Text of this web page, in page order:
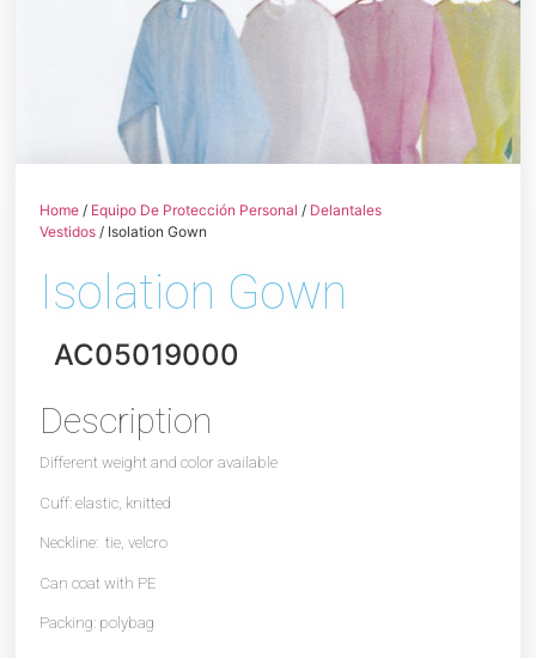
Home / Equipo De Protección Personal / Delantales
Vestidos / Isolation Gown
Isolation Gown
AC05019000
Description
Different weight and color available
Cuff: elastic, knitted
Neckline: tie, velcro
Can coat with PE
Packing: polybag